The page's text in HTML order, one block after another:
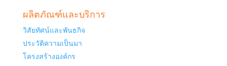
ผลิตภัณฑ์และบริการ
วิสัยทัศน์และพันธกิจ
ประวัติความเป็นมา
โครงสร้างองค์กร